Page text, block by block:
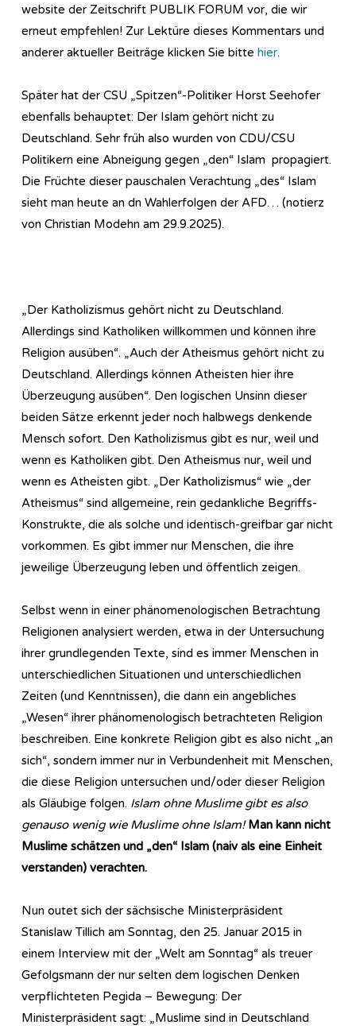
website der Zeitschrift PUBLIK FORUM vor, die wir
erneut empfehlen! Zur Lektüre dieses Kommentars und
anderer aktueller Beiträge klicken Sie bitte hier.
Später hat der CSU „Spitzen“-Politiker Horst Seehofer
ebenfalls behauptet: Der Islam gehört nicht zu
Deutschland. Sehr früh also wurden von CDU/CSU
Politikern eine Abneigung gegen „den“ Islam propagiert.
Die Früchte dieser pauschalen Verachtung „des“ Islam
sieht man heute an dn Wahlerfolgen der AFD… (notierz
von Christian Modehn am 29.9.2025).
„Der Katholizismus gehört nicht zu Deutschland.
Allerdings sind Katholiken willkommen und können ihre
Religion ausüben“. „Auch der Atheismus gehört nicht zu
Deutschland. Allerdings können Atheisten hier ihre
Überzeugung ausüben“. Den logischen Unsinn dieser
beiden Sätze erkennt jeder noch halbwegs denkende
Mensch sofort. Den Katholizismus gibt es nur, weil und
wenn es Katholiken gibt. Den Atheismus nur, weil und
wenn es Atheisten gibt. „Der Katholizismus“ wie „der
Atheismus“ sind allgemeine, rein gedankliche Begriffs-
Konstrukte, die als solche und identisch-greifbar gar nicht
vorkommen. Es gibt immer nur Menschen, die ihre
jeweilige Überzeugung leben und öffentlich zeigen.
Selbst wenn in einer phänomenologischen Betrachtung
Religionen analysiert werden, etwa in der Untersuchung
ihrer grundlegenden Texte, sind es immer Menschen in
unterschiedlichen Situationen und unterschiedlichen
Zeiten (und Kenntnissen), die dann ein angebliches
„Wesen“ ihrer phänomenologisch betrachteten Religion
beschreiben. Eine konkrete Religion gibt es also nicht „an
sich“, sondern immer nur in Verbundenheit mit Menschen,
die diese Religion untersuchen und/oder dieser Religion
als Gläubige folgen. Islam ohne Muslime gibt es also
genauso wenig wie Muslime ohne Islam! Man kann nicht
Muslime schätzen und „den“ Islam (naiv als eine Einheit
verstanden) verachten.
Nun outet sich der sächsische Ministerpräsident
Stanislaw Tillich am Sonntag, den 25. Januar 2015 in
einem Interview mit der „Welt am Sonntag“ als treuer
Gefolgsmann der nur selten dem logischen Denken
verpflichteten Pegida – Bewegung: Der
Ministerpräsident sagt: „Muslime sind in Deutschland